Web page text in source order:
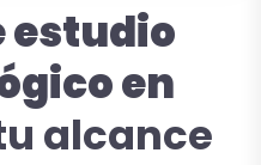
estudio
en
alcance